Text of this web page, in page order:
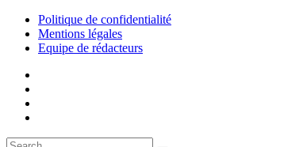
Politique de confidentialité
Mentions légales
Equipe de rédacteurs